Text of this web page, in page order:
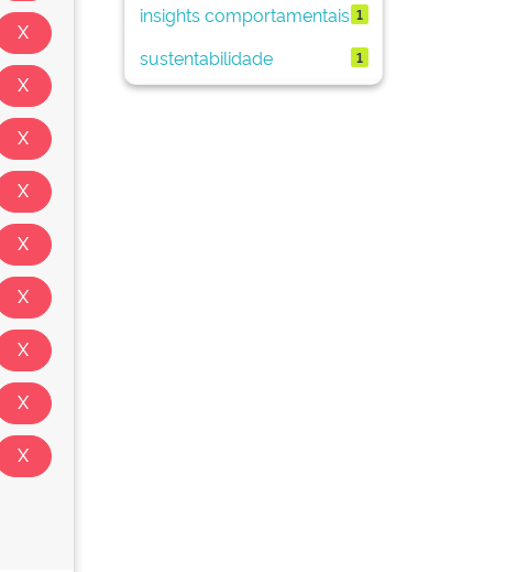
insights comportamentais 1
sustentabilidade 1